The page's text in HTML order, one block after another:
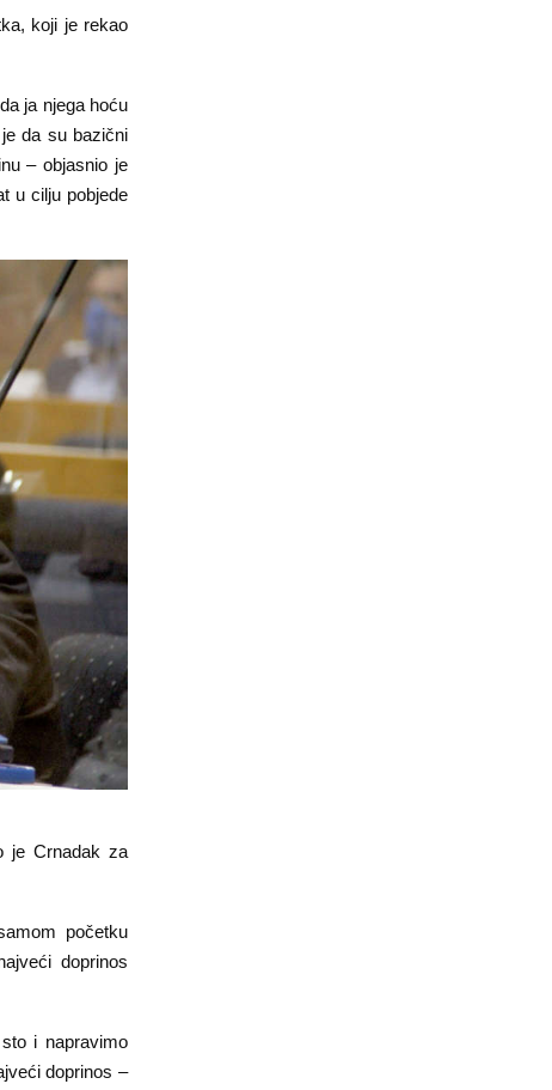
koji je rekao
ja njega hoću
da su bazični
– objasnio je
u cilju pobjede
je Crnadak za
početku
doprinos
i napravimo
doprinos –